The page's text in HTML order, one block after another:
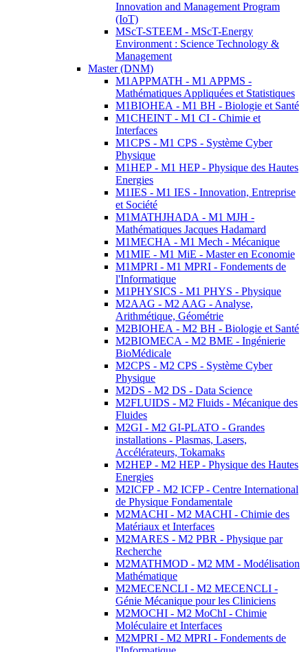
Innovation and Management Program
(IoT)
MScT-STEEM - MScT-Energy
Environment : Science Technology &
Management
Master (DNM)
M1APPMATH - M1 APPMS -
Mathématiques Appliquées et Statistiques
M1BIOHEA - M1 BH - Biologie et Santé
M1CHEINT - M1 CI - Chimie et
Interfaces
M1CPS - M1 CPS - Système Cyber
Physique
M1HEP - M1 HEP - Physique des Hautes
Energies
M1IES - M1 IES - Innovation, Entreprise
et Société
M1MATHJHADA - M1 MJH -
Mathématiques Jacques Hadamard
M1MECHA - M1 Mech - Mécanique
M1MIE - M1 MiE - Master en Economie
M1MPRI - M1 MPRI - Fondements de
l'Informatique
M1PHYSICS - M1 PHYS - Physique
M2AAG - M2 AAG - Analyse,
Arithmétique, Géométrie
M2BIOHEA - M2 BH - Biologie et Santé
M2BIOMECA - M2 BME - Ingénierie
BioMédicale
M2CPS - M2 CPS - Système Cyber
Physique
M2DS - M2 DS - Data Science
M2FLUIDS - M2 Fluids - Mécanique des
Fluides
M2GI - M2 GI-PLATO - Grandes
installations - Plasmas, Lasers,
Accélérateurs, Tokamaks
M2HEP - M2 HEP - Physique des Hautes
Energies
M2ICFP - M2 ICFP - Centre International
de Physique Fondamentale
M2MACHI - M2 MACHI - Chimie des
Matériaux et Interfaces
M2MARES - M2 PBR - Physique par
Recherche
M2MATHMOD - M2 MM - Modélisation
Mathématique
M2MECENCLI - M2 MECENCLI -
Génie Mécanique pour les Cliniciens
M2MOCHI - M2 MoChI - Chimie
Moléculaire et Interfaces
M2MPRI - M2 MPRI - Fondements de